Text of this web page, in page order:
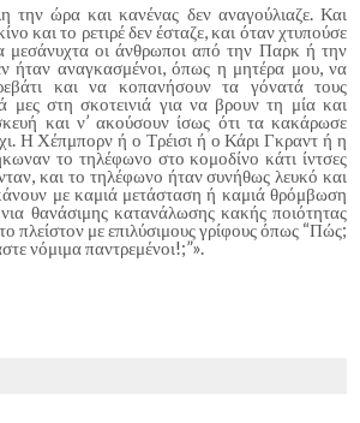
την ώρα και κανένας δεν αναγούλιαζε. Και
και το ρετιρέ δεν έσταζε, και όταν χτυπούσε
μεσάνυχτα οι άνθρωποι από την Παρκ ή την
ήταν αναγκασμένοι, όπως η μητέρα μου, να
και να κοπανήσουν τα γόνατά τους
μες στη σκοτεινιά για να βρουν τη μία και
και ν’ ακούσουν ίσως ότι τα κακάρωσε
Η Χέπμπορν ή ο Τρέισι ή ο Κάρι Γκραντ ή η
το τηλέφωνο στο κομοδίνο κάτι ίντσες
και το τηλέφωνο ήταν συνήθως λευκό και
με καμιά μετάσταση ή καμιά θρόμβωση
θανάσιμης κατανάλωσης κακής ποιότητας
πλείστον με επιλύσιμους γρίφους όπως “Πώς;
νόμιμα παντρεμένοι!;”».